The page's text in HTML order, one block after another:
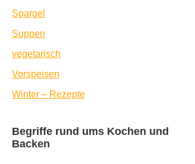
Spargel
Suppen
vegetarisch
Vorspeisen
Winter – Rezepte
Begriffe rund ums Kochen und
Backen